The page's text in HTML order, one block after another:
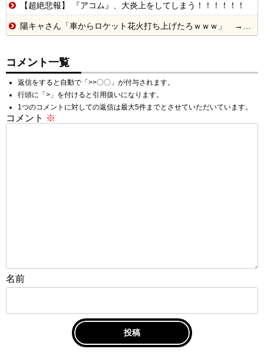
【超絶悲報】 『アコム』、大炎上をしてしまう！！！！！！
陽キャさん「車からロケット花火打ち上げたろｗｗｗ」 → サンルーフが閉まっていて無事車内に発射
コメント一覧
返信をすると自動で「>>〇〇」が付与されます。
行頭に「>」を付けると引用扱いになります。
1つのコメントに対しての返信は最大5件までとさせていただいています。
コメント ※
名前